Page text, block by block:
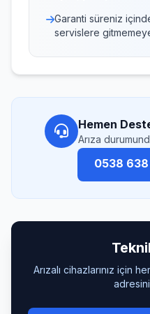
Garanti süreniz
servislere
Hemen
Arıza
0538
Arızalı cihazlarınız için